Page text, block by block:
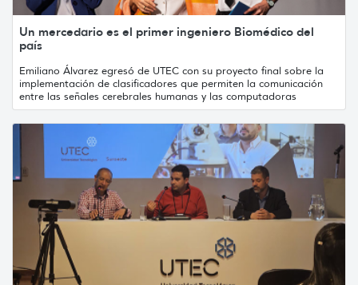
Un mercedario es el primer ingeniero Biomédico del
país
Emiliano Álvarez egresó de UTEC con su proyecto final sobre la
implementación de clasificadores que permiten la comunicación
entre las señales cerebrales humanas y las computadoras